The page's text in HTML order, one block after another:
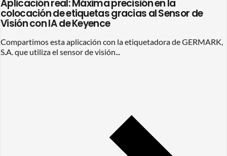
Aplicación real: Máxima precisión en la
colocación de etiquetas gracias al Sensor de
Visión con IA de Keyence
Compartimos esta aplicación con la etiquetadora de GERMARK,
S.A. que utiliza el sensor de visión...